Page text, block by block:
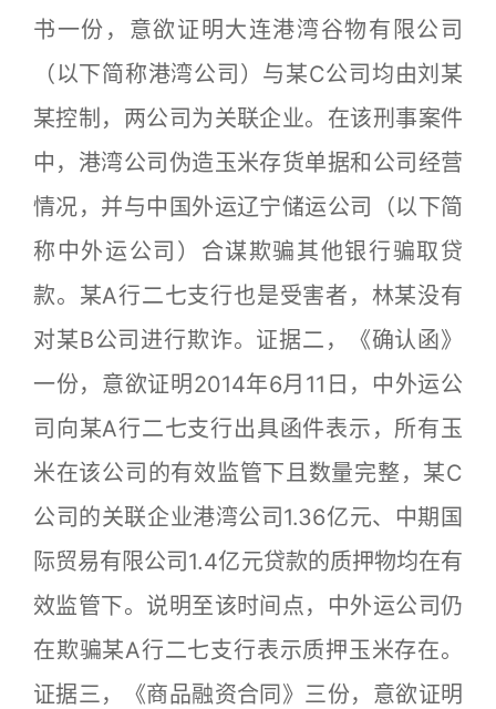
书一份，意欲证明大连港湾谷物有限公司
（以下简称港湾公司）与某C公司均由刘某
某控制，两公司为关联企业。在该刑事案件
中，港湾公司伪造玉米存货单据和公司经营
情况，并与中国外运辽宁储运公司（以下简
称中外运公司）合谋欺骗其他银行骗取贷
款。某A行二七支行也是受害者，林某没有
对某B公司进行欺诈。证据二，《确认函》
一份，意欲证明2014年6月11日，中外运公
司向某A行二七支行出具函件表示，所有玉
米在该公司的有效监管下且数量完整，某C
公司的关联企业港湾公司1.36亿元、中期国
际贸易有限公司1.4亿元贷款的质押物均在有
效监管下。说明至该时间点，中外运公司仍
在欺骗某A行二七支行表示质押玉米存在。
证据三，《商品融资合同》三份，意欲证明